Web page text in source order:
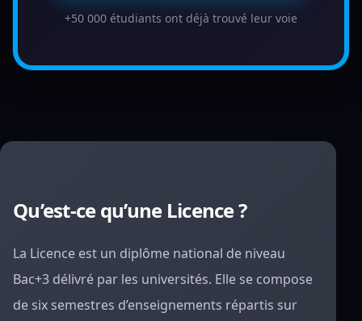
+50 000 étudiants ont déjà trouvé leur voie
Qu’est-ce qu’une Licence ?
La Licence est un diplôme national de niveau
Bac+3 délivré par les universités. Elle se compose
de six semestres d’enseignements répartis sur